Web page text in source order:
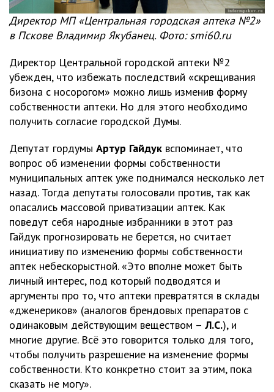
Директор МП «Центральная городская аптека №2»
в Пскове Владимир Якубанец. Фото: smi60.ru
Директор Центральной городской аптеки №2
убежден, что избежать последствий «скрещивания
бизона с носорогом» можно лишь изменив форму
собственности аптеки. Но для этого необходимо
получить согласие городской Думы.
Депутат гордумы Артур Гайдук вспоминает, что
вопрос об изменении формы собственности
муниципальных аптек уже поднимался несколько лет
назад. Тогда депутаты голосовали против, так как
опасались массовой приватизации аптек. Как
поведут себя народные избранники в этот раз
Гайдук прогнозировать не берется, но считает
инициативу по изменению формы собственности
аптек небескорыстной. «Это вполне может быть
личный интерес, под который подводятся и
аргументы про то, что аптеки превратятся в склады
«дженериков» (аналогов брендовых препаратов с
одинаковым действующим веществом – Л.С.), и
многие другие. Всё это говорится только для того,
чтобы получить разрешение на изменение формы
собственности. Кто конкретно стоит за этим, пока
сказать не могу».